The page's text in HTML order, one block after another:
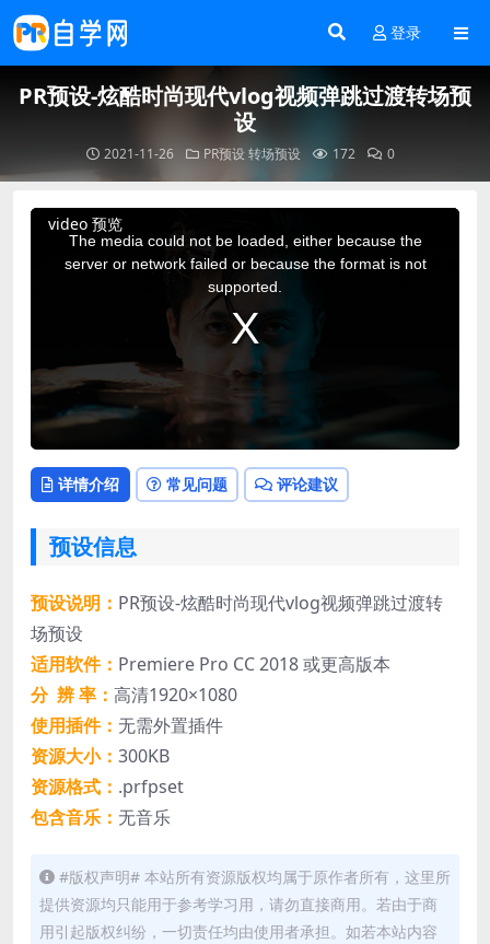
登录
PR预设-炫酷时尚现代vlog视频弹跳过渡转场预
设
2021-11-26 PR预设转场预设 172 0
video 预览
This
The media could not be loaded, either because the
server or network failed or because the format is not
supported.
详情介绍 常见问题 评论建议
预设信息
预设说明： PR预设-炫酷时尚现代vlog视频弹跳过渡转
场预设
适用软件： Premiere Pro CC 2018 或更高版本
分 辨 率： 高清1920×1080
使用插件： 无需外置插件
资源大小： 300KB
资源格式： .prfpset
包含音乐： 无音乐
#版权声明# 本站所有资源版权均属于原作者所有，这里所
提供资源均只能用于参考学习用，请勿直接商用。若由于商
用引起版权纠纷，一切责任均由使用者承担。如若本站内容